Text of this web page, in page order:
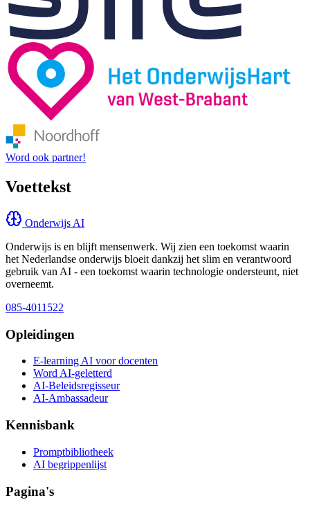
Word ook partner!
Voettekst
Onderwijs AI
Onderwijs is en blijft mensenwerk. Wij zien een toekomst waarin
het Nederlandse onderwijs bloeit dankzij het slim en verantwoord
gebruik van AI - een toekomst waarin technologie ondersteunt, niet
overneemt.
085-4011522
Opleidingen
E-learning AI voor docenten
Word AI-geletterd
AI-Beleidsregisseur
AI-Ambassadeur
Kennisbank
Promptbibliotheek
AI begrippenlijst
Pagina's